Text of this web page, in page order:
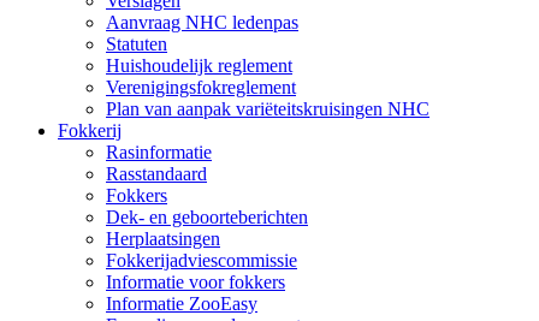
Aanvraag NHC ledenpas
Statuten
Huishoudelijk reglement
Verenigingsfokreglement
Plan van aanpak variëteitskruisingen NHC
Fokkerij
Rasinformatie
Rasstandaard
Fokkers
Dek- en geboorteberichten
Herplaatsingen
Fokkerijadviescommissie
Informatie voor fokkers
Informatie ZooEasy